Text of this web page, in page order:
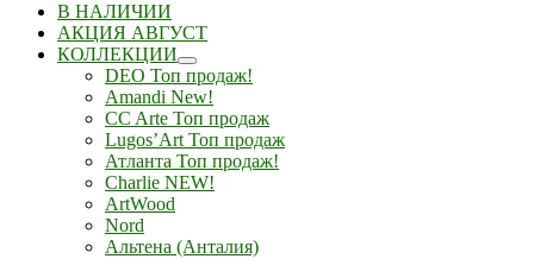
В НАЛИЧИИ
АКЦИЯ АВГУСТ
КОЛЛЕКЦИИ
DEO Топ продаж!
Amandi New!
CC Arte Топ продаж
Lugos’Art Топ продаж
Атланта Топ продаж!
Charlie NEW!
ArtWood
Nord
Альтена (Анталия)